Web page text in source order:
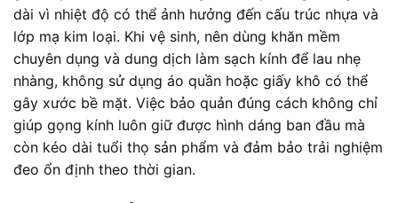
dài vì nhiệt độ có thể ảnh hưởng đến cấu trúc nhựa và
lớp mạ kim loại. Khi vệ sinh, nên dùng khăn mềm
chuyên dụng và dung dịch làm sạch kính để lau nhẹ
nhàng, không sử dụng áo quần hoặc giấy khô có thể
gây xước bề mặt. Việc bảo quản đúng cách không chỉ
giúp gọng kính luôn giữ được hình dáng ban đầu mà
còn kéo dài tuổi thọ sản phẩm và đảm bảo trải nghiệm
đeo ổn định theo thời gian.